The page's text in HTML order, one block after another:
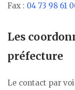
Fax : 04 73 98 61
Les
préfecture
Le contact par